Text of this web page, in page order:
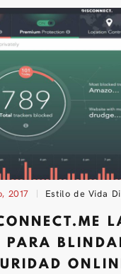
2017 Estilo de Vida
PARA